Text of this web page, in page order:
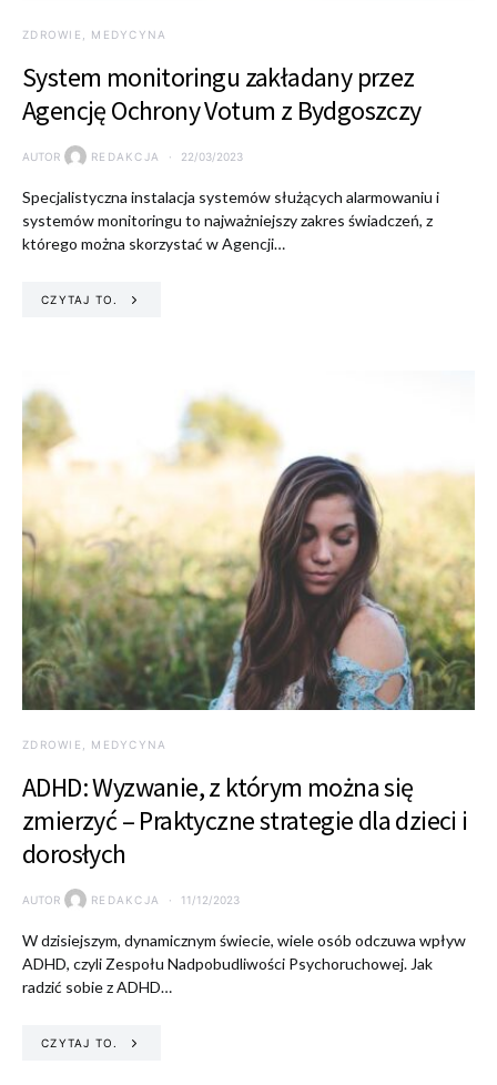
ZDROWIE, MEDYCYNA
System monitoringu zakładany przez
Agencję Ochrony Votum z Bydgoszczy
AUTOR REDAKCJA 22/03/2023
Specjalistyczna instalacja systemów służących alarmowaniu i
systemów monitoringu to najważniejszy zakres świadczeń, z
którego można skorzystać w Agencji…
CZYTAJ TO.
ZDROWIE, MEDYCYNA
ADHD: Wyzwanie, z którym można się
zmierzyć – Praktyczne strategie dla dzieci i
dorosłych
AUTOR REDAKCJA 11/12/2023
W dzisiejszym, dynamicznym świecie, wiele osób odczuwa wpływ
ADHD, czyli Zespołu Nadpobudliwości Psychoruchowej. Jak
radzić sobie z ADHD…
CZYTAJ TO.